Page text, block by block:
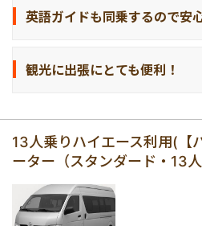
英語ガイドも同乗するので安
観光に出張にとても便利！
13人乗りハイエース利用(【
ーター（スタンダード・13